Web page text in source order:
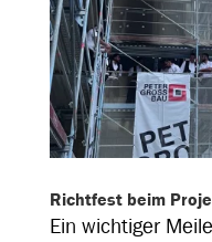
Richtfest beim
Ein wichtiger